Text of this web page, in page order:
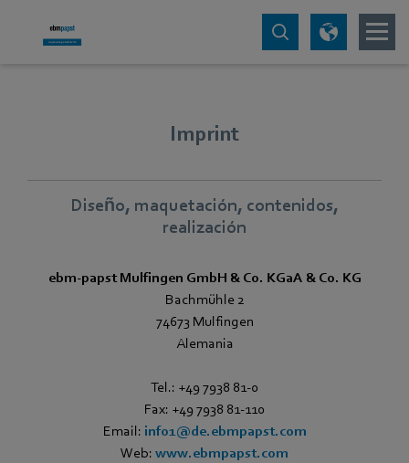
Imprint
Diseño, maquetación, contenidos,
realización
ebm‑papst Mulfingen GmbH & Co. KGaA & Co. KG
Bachmühle 2
74673 Mulfingen
Alemania
Tel.: +49 7938 81-0
Fax: +49 7938 81-110
Email: info1@de.ebmpapst.com
Web: www.ebmpapst.com